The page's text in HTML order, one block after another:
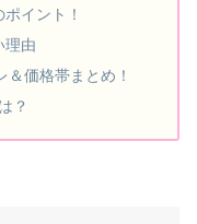
イント！
理由
価格帯まとめ！
？